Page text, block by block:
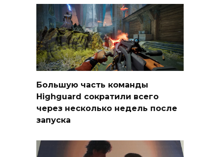
Большую часть команды
Highguard сократили всего
через несколько недель после
запуска